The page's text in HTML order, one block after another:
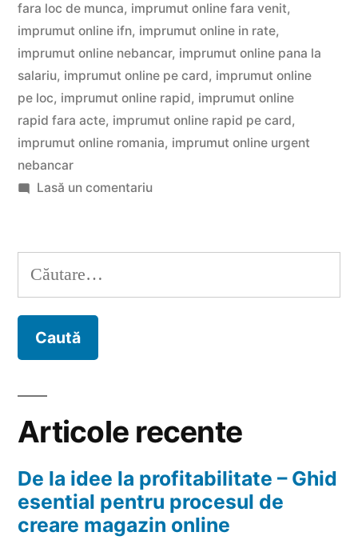
fara loc de munca, imprumut online fara venit,
imprumut online ifn, imprumut online in rate,
imprumut online nebancar, imprumut online pana la
salariu, imprumut online pe card, imprumut online
pe loc, imprumut online rapid, imprumut online
rapid fara acte, imprumut online rapid pe card,
imprumut online romania, imprumut online urgent
nebancar
Lasă un comentariula
online
la
Caută
după:
Articole recente
De la idee la profitabilitate – Ghid
esential pentru procesul de
creare magazin online